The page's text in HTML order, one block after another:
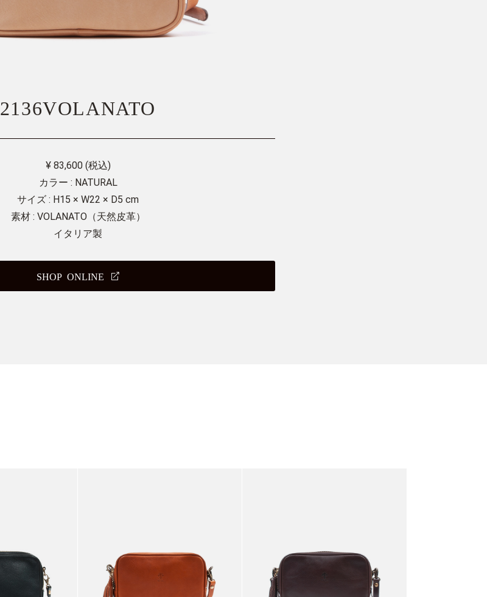
2136VOLANATO
¥ 83,600 (税込)
カラー : NATURAL
サイズ : H15 × W22 × D5 cm
素材 : VOLANATO（天然皮革）
イタリア製
SHOP ONLINE